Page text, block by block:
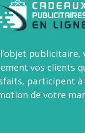
publicitaire,
vos clients
participent
de votre